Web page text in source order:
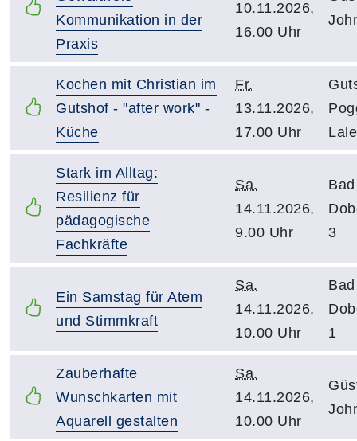
Kommunikation in der
Praxis
10.11.2026,
16.00 Uhr
Kochen mit Christian im
Gutshof - "after work" -
Küche
Fr.
13.11.2026,
17.00 Uhr
Stark im Alltag:
Resilienz für
pädagogische
Fachkräfte
Sa.
14.11.2026,
9.00 Uhr
Bad
3
Ein Samstag für Atem
und Stimmkraft
Sa.
14.11.2026,
10.00 Uhr
Bad
1
Zauberhafte
Wunschkarten mit
Aquarell gestalten
Sa.
14.11.2026,
10.00 Uhr